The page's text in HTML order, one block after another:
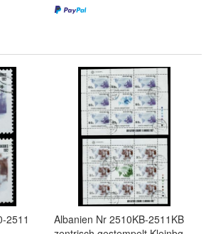
2511
Albanien Nr 2510KB-2511KB